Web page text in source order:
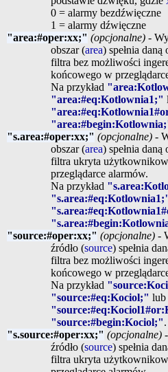
0 = alarmy bezdźwięczne
1 = alarmy dźwięczne
"area:#oper:xx;" (opcjonalne) -
obszar (area) spełnia daną
filtra bez możliwości
końcowego w
Na przykład
"area:#eq:Kotlownia1;"
"s.area:#oper:xx;" (opcjonalne) -
obszar (area) spełnia daną
filtra ukryta
przeglądarce alarmów.
Na przykład
"source:#oper:xx;" (opcjonalne) -
źródło (source) spełnia
filtra bez możliwości
końcowego w
Na przykład
"source:#eq:Kociol;" lub
"source:#begin:Kociol;".
"s.source:#oper:xx;" (opcjonalne)
źródło (source) spełnia
filtra ukryta